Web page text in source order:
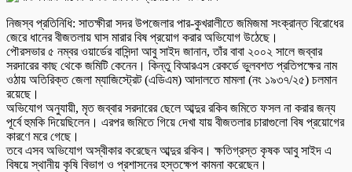
নিজস্ব প্রতিনিধি: সাতক্ষীরা সদর উপজেলার পার-কুখরালীতে জমিজমা সংক্রান্ত বিরোধের
জেরে ধানের বীজতলায় ঘাস মারার বিষ প্রয়োগ করার অভিযোগ উঠেছে।
পৌরসভার ৫ নম্বর ওয়ার্ডের বাসিন্দা আবু সাইদ জানান, তাঁর বাবা ২০০২ সালে জব্বার
সরদারের কাছ থেকে জমিটি কেনেন। কিন্তু বিআরএস রেকর্ডে ভুলবশত প্রতিপক্ষের নাম
ওঠায় অতিরিক্ত জেলা ম্যাজিস্ট্রেট (এডিএম) আদালতে মামলা (নং ১৯৩৭/২৫) চলমান
রয়েছে।
অভিযোগ অনুযায়ী, মৃত জব্বার সরদারের ছেলে আব্দুর রকিব জমিতে ফসল না করার জন্য
পূর্বে হুমকি দিয়েছিলেন। এরপর জমিতে গিয়ে দেখা যায় বীজতলার চারাগুলো বিষ প্রয়োগের
কারণে মরে গেছে।
তবে এসব অভিযোগ অস্বীকার করেছেন আব্দুর রকিব। ক্ষতিগ্রস্ত কৃষক আবু সাইদ এ
বিষয়ে স্থানীয় কৃষি বিভাগ ও প্রশাসনের হস্তক্ষেপ কামনা করেছেন।